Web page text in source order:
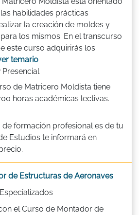
habilidades prácticas
la creación de moldes y
los mismos. En el transcurso
este curso adquirirás los
temario
Presencial
de Matricero Moldista tiene
horas académicas lectivas.
de formación profesional es de tu
Estudios te informará en
de Estructuras de Aeronaves
el Curso de Montador de